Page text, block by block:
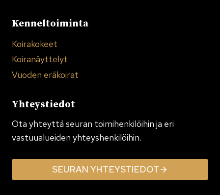
Kenneltoiminta
Koirakokeet
Koiranäyttelyt
Vuoden eräkoirat
Yhteystiedot
Ota yhteyttä seuran toimi­henkilöihin ja eri
vastuualueiden yhteyshenkilöihin.
SEURAN YHTEYSTIEDOT